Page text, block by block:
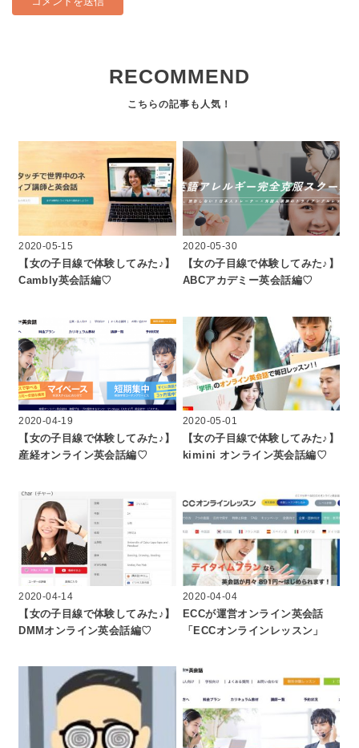
RECOMMEND
2020-05-15
【女の子目線で体験してみた♪】
Cambly英会話編♡
2020-05-30
【女の子目線で体験してみた♪】
ABCアカデミー英会話編♡
2020-04-19
【女の子目線で体験してみた♪】
産経オンライン英会話編♡
2020-05-01
【女の子目線で体験してみた♪】
kimini オンライン英会話編♡
2020-04-14
【女の子目線で体験してみた♪】
DMMオンライン英会話編♡
2020-04-04
ECCが運営オンライン英会話
「ECCオンラインレッスン」